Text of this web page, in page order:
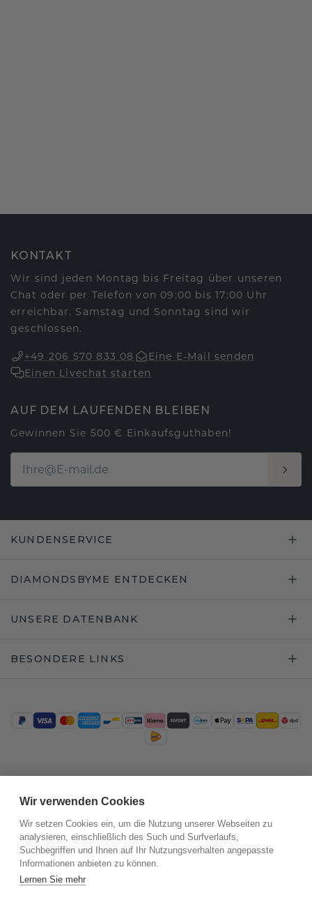
KONTAKT
Wir sind jeden Montag bis Freitag über unseren
Chat oder per Telefon von 09:00 bis 17:00 Uhr
erreichbar. Samstag und Sonntag sind wir
geschlossen.
+49 206 570 833 08
Eine E-Mail senden
Einen Livechat starten
AUF DEM LAUFENDEN BLEIBEN
Gewinnen Sie 500 € Einkaufsguthaben!
KUNDENSERVICE
DIAMONDSBYME ENTDECKEN
UNSERE DATENBANK
BESONDERE LINKS
Wir verwenden Cookies
Wir setzen Cookies ein, um die Nutzung unserer Webseiten zu
analysieren, einschließlich des Such und Surfverlaufs,
Suchbegriffen und Ihnen auf Ihr Nutzungsverhalten angepasste
Informationen anbieten zu können.
Lernen Sie mehr